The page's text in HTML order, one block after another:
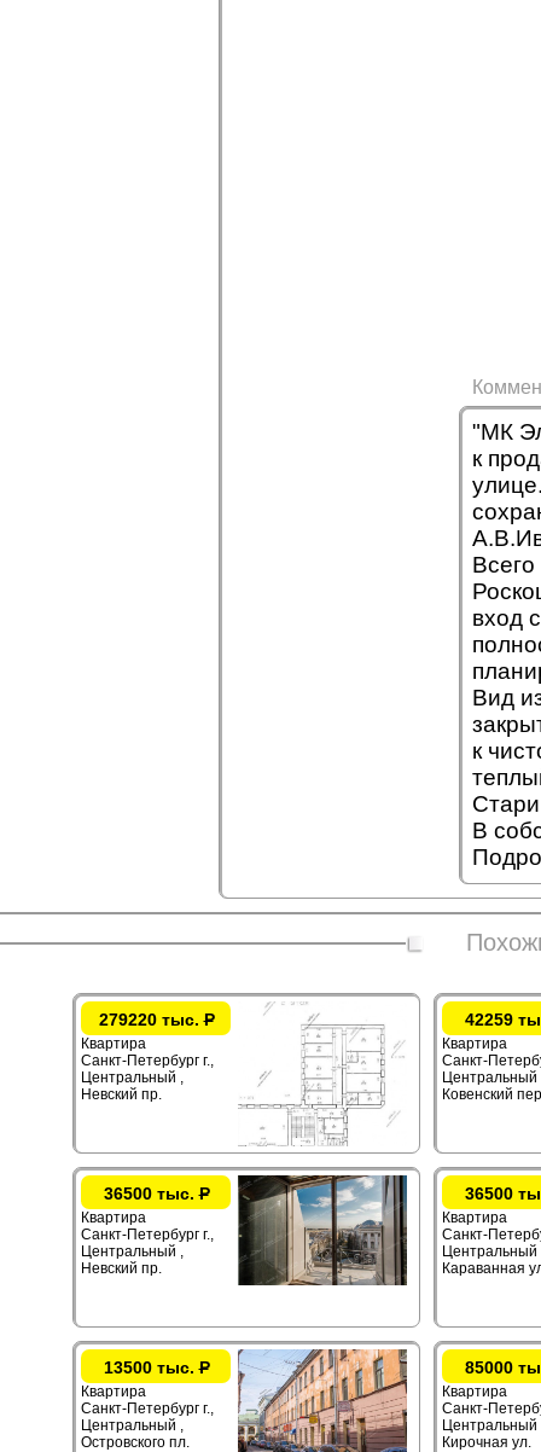
"МК
к
вход
Вид
к
В
279220 тыс.Р
Квартира
Санкт-Петербург г.,
Центральный ,
Невский пр.
42259
Квартира
Санкт-
Центральный
Ковенский
36500 тыс.Р
Квартира
Санкт-Петербург г.,
Центральный ,
Невский пр.
36500
Квартира
Санкт-
Центральный
Караванная
13500 тыс.Р
Квартира
Санкт-Петербург г.,
Центральный ,
Островского пл.
85000
Квартира
Санкт-
Центральный
Кирочная ул.